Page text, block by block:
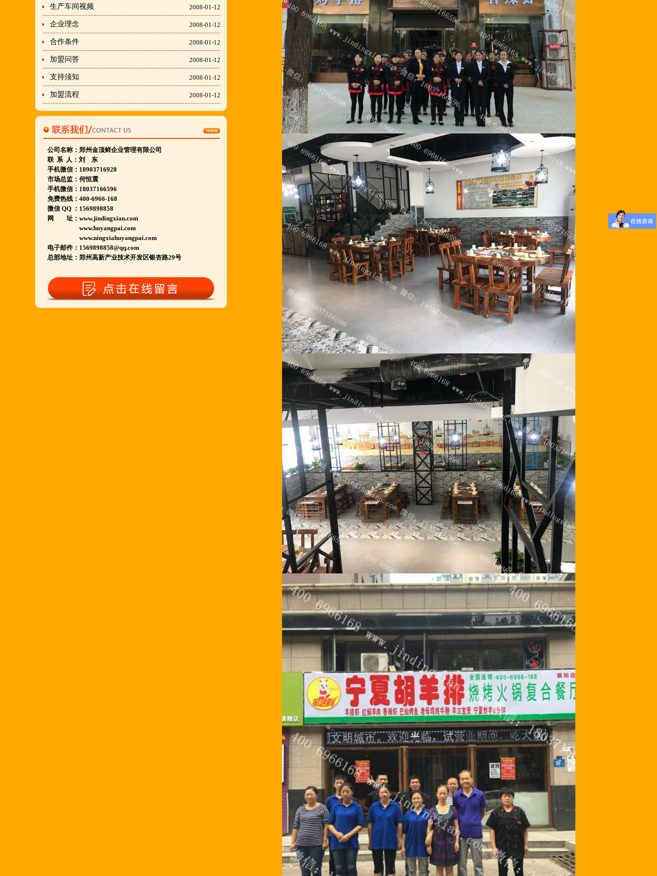
胡羊排餐饮管理有限公司所持有.
金顶鲜宁夏特色系列胡羊排烧烤火锅复合餐厅
金顶鲜餐饮全国连锁500家,
国家注册商标,
真实开店500家后,
我们很专业,
若您开店无必胜把握,
请致电我们:4006966168
陕西西安市 宁夏银川市 山东聊城市等店.....
江苏泗洪 沭阳 浙江宁波温州等店.....
河南南阳多家 焦作周口多家店.....
郑州港区 许昌洛阳开封多家店.....
河北石家庄 唐山迁安多家店.....
安徽亳州清真店 湖北襄阳店.....
山西晋城 阳泉等店.....
生产车间视频 2008-01-12
企业理念 2008-01-12
合作条件 2008-01-12
加盟问答 2008-01-12
支持须知 2008-01-12
加盟流程 2008-01-12
公司名称： 郑州金顶鲜企业管理有限公司
联 系 人：刘 东
手机微信：18903716928
市场总监：何恒震
手机微信：18037166596
免费热线：400-6966-168
微信 QQ ：1569898858
网 址：www.jindingxian.com
www.huyangpai.com
www.ningxiahuyangpai.com
电子邮件：1569898858@qq.com
总部地址：郑州高新产业技术开发区银杏路29号